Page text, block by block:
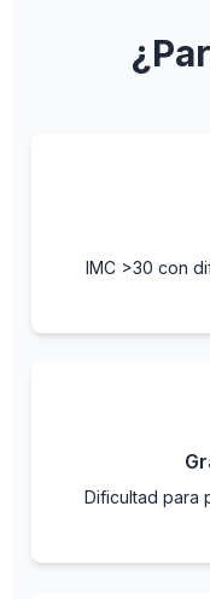
IMC >30 con
Dificultad para